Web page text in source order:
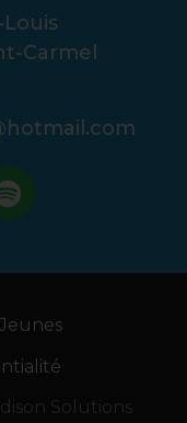
Louis
Carmel
Solutions